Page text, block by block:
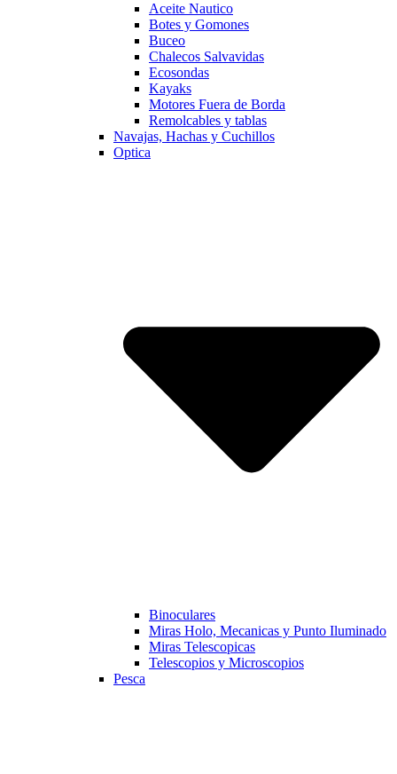
Aceite Nautico
Botes y Gomones
Buceo
Chalecos Salvavidas
Ecosondas
Kayaks
Motores Fuera de Borda
Remolcables y tablas
Navajas, Hachas y Cuchillos
Optica
Binoculares
Miras Holo, Mecanicas y Punto Iluminado
Miras Telescopicas
Telescopios y Microscopios
Pesca